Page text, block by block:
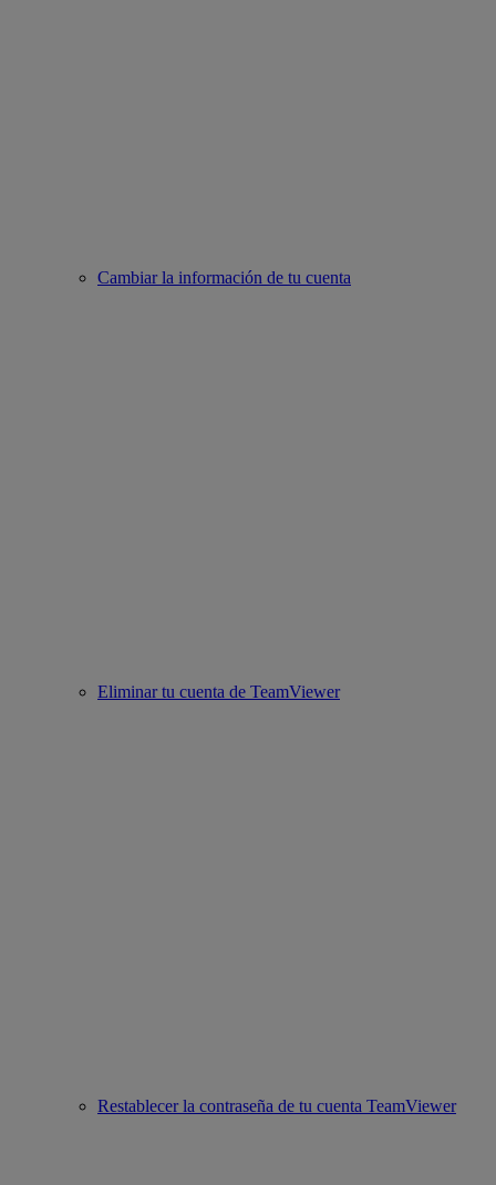
Cambiar la información de tu cuenta
Eliminar tu cuenta de TeamViewer
Restablecer la contraseña de tu cuenta TeamViewer